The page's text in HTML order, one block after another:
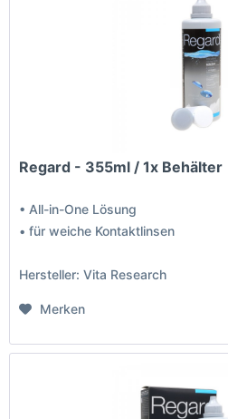
Regard - 355ml / 1x Behälter
• All-in-One Lösung
• für weiche Kontaktlinsen
Hersteller: Vita Research
Merken